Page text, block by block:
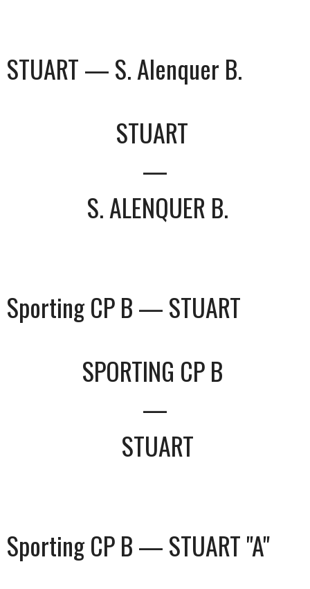
STUART — S. Alenquer B.
STUART
—
S. ALENQUER B.
Sporting CP B — STUART
SPORTING CP B
—
STUART
Sporting CP B — STUART "A"